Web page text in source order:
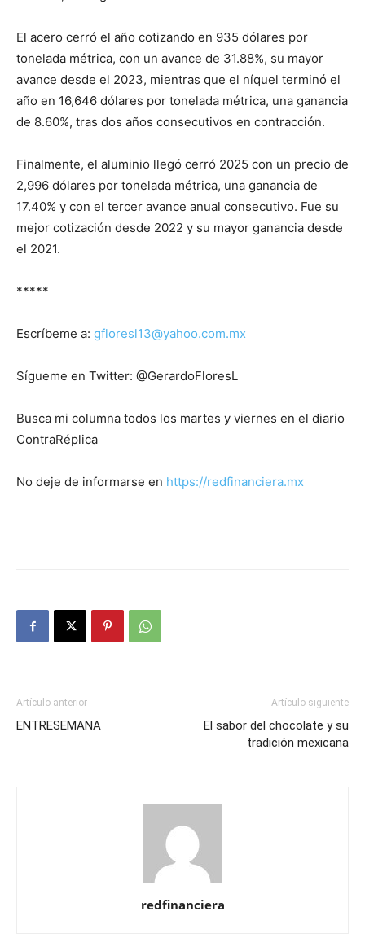
El acero cerró el año cotizando en 935 dólares por
tonelada métrica, con un avance de 31.88%, su mayor
avance desde el 2023, mientras que el níquel terminó el
año en 16,646 dólares por tonelada métrica, una ganancia
de 8.60%, tras dos años consecutivos en contracción.
Finalmente, el aluminio llegó cerró 2025 con un precio de
2,996 dólares por tonelada métrica, una ganancia de
17.40% y con el tercer avance anual consecutivo. Fue su
mejor cotización desde 2022 y su mayor ganancia desde
el 2021.
*****
Escríbeme a: gfloresl13@yahoo.com.mx
Sígueme en Twitter: @GerardoFloresL
Busca mi columna todos los martes y viernes en el diario
ContraRéplica
No deje de informarse en https://redfinanciera.mx
Artículo anterior
ENTRESEMANA
Artículo siguiente
El sabor del chocolate y su
tradición mexicana
redfinanciera